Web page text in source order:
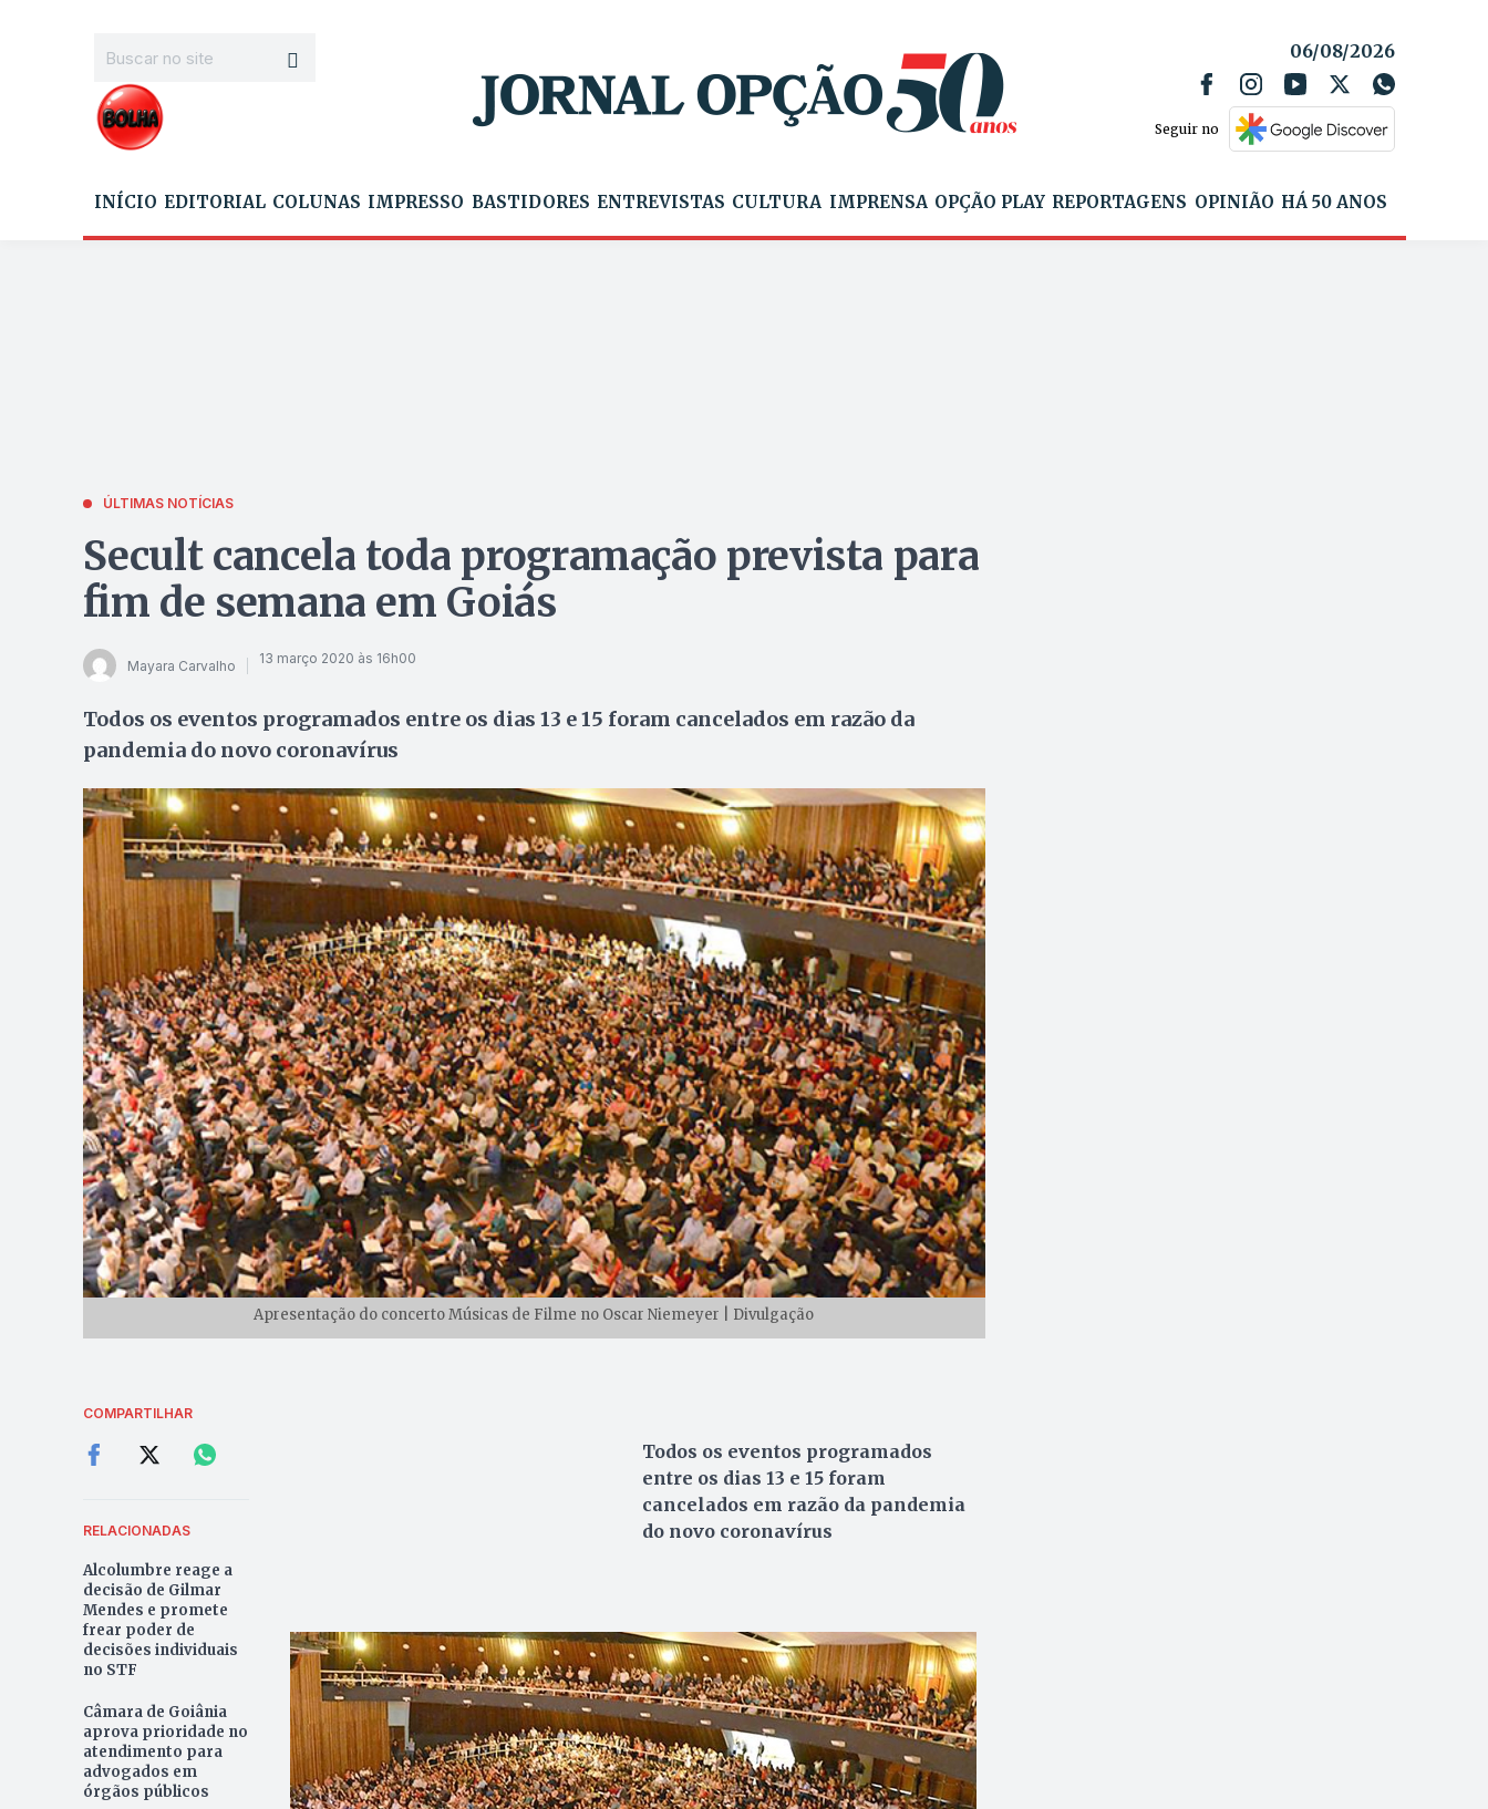
06/08/2026
Seguir no
INÍCIO EDITORIAL COLUNAS IMPRESSO BASTIDORES ENTREVISTAS CULTURA IMPRENSA OPÇÃO PLAY REPORTAGENS OPINIÃO HÁ 50 ANOS
ÚLTIMAS NOTÍCIAS
Secult cancela toda programação prevista para
fim de semana em Goiás
Mayara Carvalho 13 março 2020 às 16h00
Todos os eventos programados entre os dias 13 e 15 foram cancelados em razão da
pandemia do novo coronavírus
Apresentação do concerto Músicas de Filme no Oscar Niemeyer | Divulgação
COMPARTILHAR
RELACIONADAS
Alcolumbre reage a
decisão de Gilmar
Mendes e promete
frear poder de
decisões individuais
no STF
Câmara de Goiânia
aprova prioridade no
atendimento para
advogados em
órgãos públicos
Todos os eventos programados
entre os dias 13 e 15 foram
cancelados em razão da pandemia
do novo coronavírus